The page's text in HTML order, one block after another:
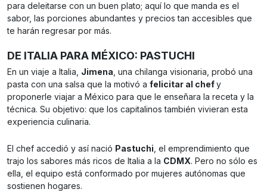
para deleitarse con un buen plato; aquí lo que manda es el
sabor, las porciones abundantes y precios tan accesibles que
te harán regresar por más.
DE ITALIA PARA MÉXICO: PASTUCHI
En un viaje a Italia, Jimena, una chilanga visionaria, probó una
pasta con una salsa que la motivó a felicitar al chefy
proponerle viajar a México para que le enseñara la receta y la
técnica. Su objetivo: que los capitalinos también vivieran esta
experiencia culinaria.
El chef accedió y así nació Pastuchi, el emprendimiento que
trajo los sabores más ricos de Italia a la CDMX. Pero no sólo es
ella, el equipo está conformado por mujeres autónomas que
sostienen hogares.